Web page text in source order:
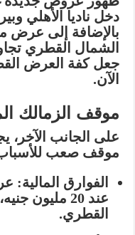
دخل ناديا الأهلي
بالإضافة إلى عرض
الشمال القطري
جعل كفة العرض
الآن.
موقف الزمالك
على الجانب الآخر،
موقف صعب للأسباب
الفوارق المالية:
عند20 مليون جنيه
القطري.